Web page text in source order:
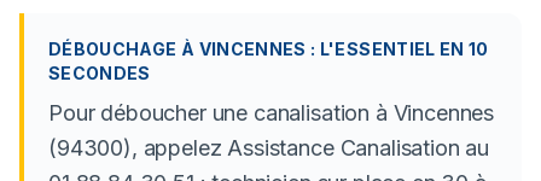
DÉBOUCHAGE À VINCENNES : L'ESSENTIEL EN 10
SECONDES
Pour déboucher une canalisation à Vincennes
(94300), appelez Assistance Canalisation au